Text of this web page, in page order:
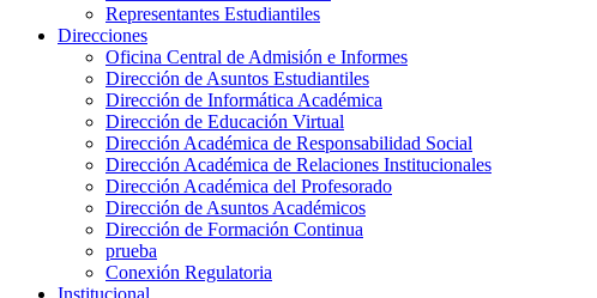
Representantes Estudiantiles
Direcciones
Oficina Central de Admisión e Informes
Dirección de Asuntos Estudiantiles
Dirección de Informática Académica
Dirección de Educación Virtual
Dirección Académica de Responsabilidad Social
Dirección Académica de Relaciones Institucionales
Dirección Académica del Profesorado
Dirección de Asuntos Académicos
Dirección de Formación Continua
prueba
Conexión Regulatoria
Institucional